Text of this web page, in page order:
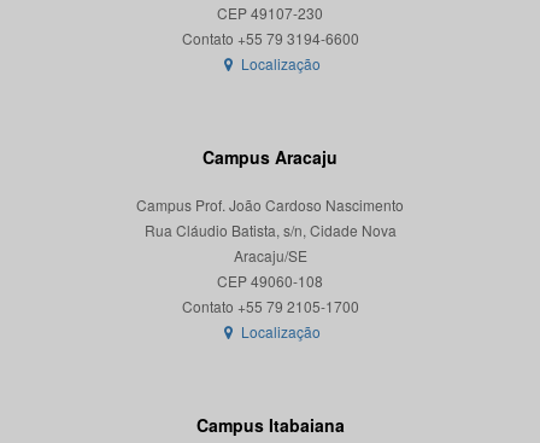
CEP 49107-230
Localização
Campus Aracaju
Campus Prof. João Cardoso Nascimento
Rua Cláudio Batista, s/n, Cidade Nova
Aracaju/SE
CEP 49060-108
Localização
Campus Itabaiana